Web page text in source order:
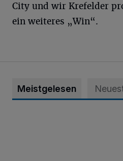
City und wir Krefelder
ein weiteres „Win“.
Meistgelesen